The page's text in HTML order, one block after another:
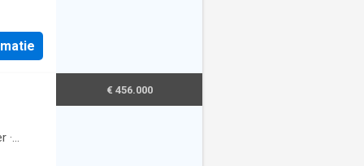
·
€ 456.000